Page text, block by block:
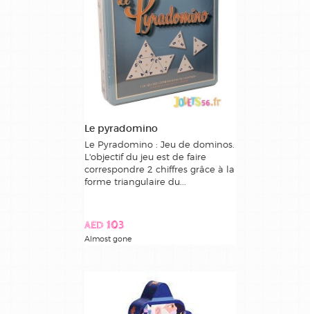
Le pyradomino
Le Pyradomino : Jeu de dominos.
L'objectif du jeu est de faire
correspondre 2 chiffres grâce à la
forme triangulaire du...
AED 103
Almost gone